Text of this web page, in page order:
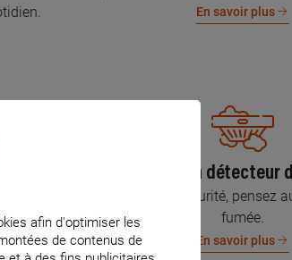
En savoir plus
et la
Pose d’un détecteur
Pour votre sécurité, pensez
fumée.
En savoir plus
afin d'optimiser les
de contenus de